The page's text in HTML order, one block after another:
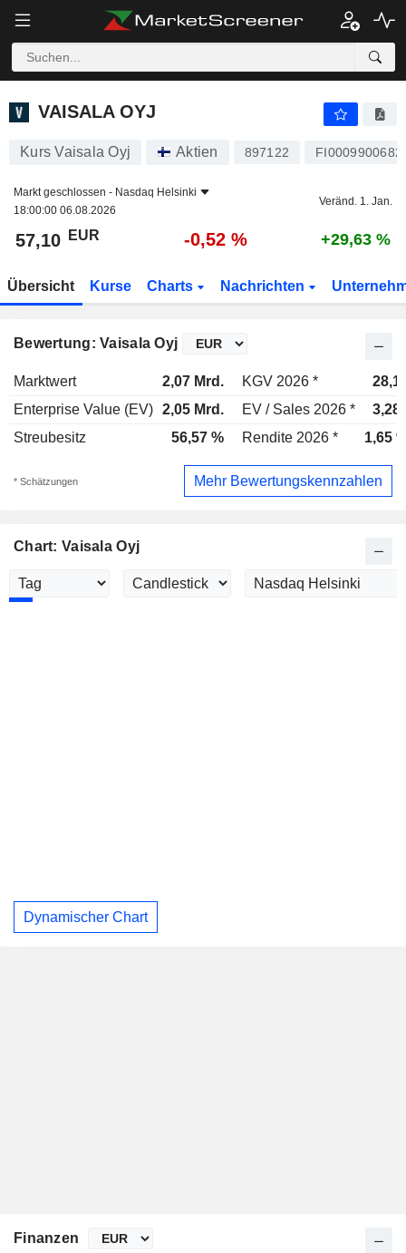
VAISALA OYJ
VAISALA OYJ
Kurs Vaisala Oyj Aktien 897122 FI0009900682
Markt geschlossen - Nasdaq Helsinki
18:00:00 06.08.2026
Veränd. 1. Jan.
57,10 EUR -0,52 % +29,63 %
Übersicht Kurse Charts Nachrichten
Bewertung: Vaisala Oyj
Marktwert 2,07 Mrd. KGV 2026 *
Enterprise Value (EV) 2,05 Mrd. EV / Sales 2026 *
Streubesitz
56,57 % Rendite 2026 * 1,65
* Schätzungen Mehr Bewertungskennzahlen
Chart: Vaisala Oyj
Dynamischer Chart
Finanzen